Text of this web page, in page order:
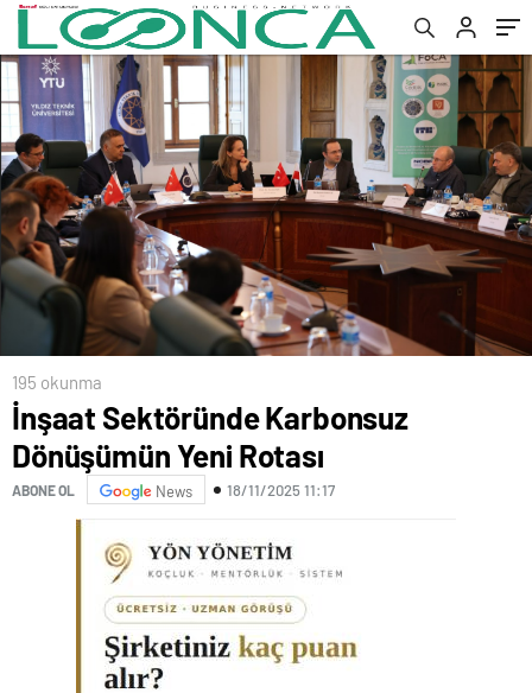
195 okunma
İnşaat Sektöründe Karbonsuz
Dönüşümün Yeni Rotası
ABONE OL News 18/11/2025 11:17